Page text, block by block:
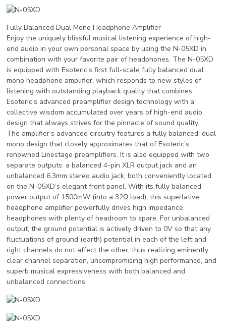
Fully Balanced Dual Mono Headphone Amplifier
Enjoy the uniquely blissful musical listening experience of high-
end audio in your own personal space by using the N-05XD in
combination with your favorite pair of headphones. The N-05XD
is equipped with Esoteric’s first full-scale fully balanced dual
mono headphone amplifier, which responds to new styles of
listening with outstanding playback quality that combines
Esoteric’s advanced preamplifier design technology with a
collective wisdom accumulated over years of high-end audio
design that always strives for the pinnacle of sound quality.
The amplifier’s advanced circuitry features a fully balanced, dual-
mono design that closely approximates that of Esoteric’s
renowned Linestage preamplifiers. It is also equipped with two
separate outputs: a balanced 4-pin XLR output jack and an
unbalanced 6.3mm stereo audio jack, both conveniently located
on the N-05XD’s elegant front panel. With its fully balanced
power output of 1500mW (into a 32Ω load), this superlative
headphone amplifier powerfully drives high impedance
headphones with plenty of headroom to spare. For unbalanced
output, the ground potential is actively driven to 0V so that any
fluctuations of ground (earth) potential in each of the left and
right channels do not affect the other, thus realizing eminently
clear channel separation, uncompromising high performance, and
superb musical expressiveness with both balanced and
unbalanced connections.